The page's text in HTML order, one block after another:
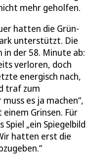
mehr geholfen.
hatten die Grün-
unterstützt. Die
in der 58. Minute ab:
verloren, doch
energisch nach,
traf zum
es ja machen“,
Grinsen. Für
„ein Spiegelbild
hatten erst die